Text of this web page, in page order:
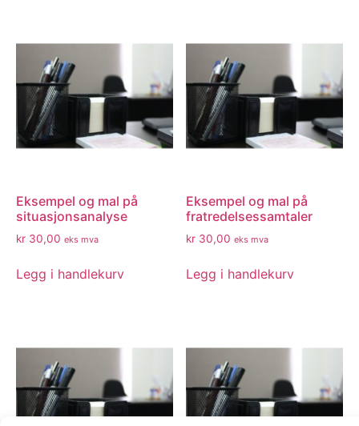
Eksempel og mal på
situasjonsanalyse
kr 30,00 eks mva
Legg i handlekurv
Eksempel og mal på
fratredelsessamtaler
kr 30,00 eks mva
Legg i handlekurv